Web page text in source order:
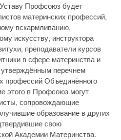
Профсоюз будет
материнских профессий,
вскармливанию,
искусству, инструктора
преподаватели курсов
в сфере материнства и
утверждённым перечнем
профессий Объединённого
этого в Профсоюз могут
сопровождающие
образование в других
свою
Академии Материнства.